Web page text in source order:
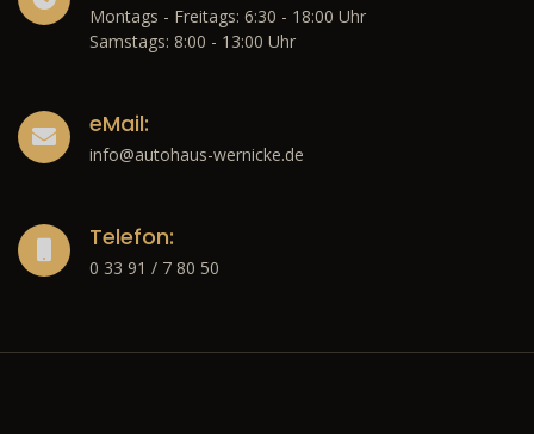
Montags - Freitags: 6:30 - 18:00 Uhr
Samstags: 8:00 - 13:00 Uhr
eMail:
info@autohaus-wernicke.de
Telefon:
0 33 91 / 7 80 50